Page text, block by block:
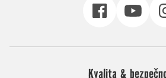
Kvalita &